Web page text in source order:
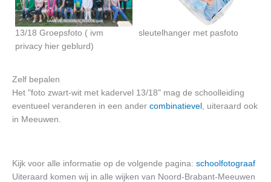
13/18 Groepsfoto ( ivm
privacy hier geblurd)
sleutelhanger met pasfoto
Zelf bepalen
Het "foto zwart-wit met kadervel 13/18" mag de schoolleiding
eventueel veranderen in een ander combinatievel , uiteraard ook
in Meeuwen.
Kijk voor alle informatie op de volgende pagina: schoolfotograaf
Uiteraard komen wij in alle wijken van Noord-Brabant-Meeuwen